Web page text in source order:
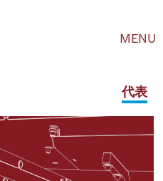
MENU
代表